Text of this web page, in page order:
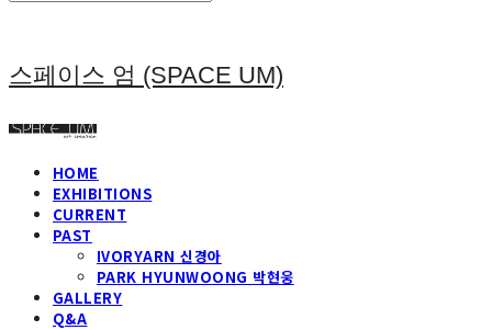
스페이스 엄 (SPACE UM)
HOME
EXHIBITIONS
CURRENT
PAST
IVORYARN 신경아
PARK HYUNWOONG 박현웅
GALLERY
Q&A